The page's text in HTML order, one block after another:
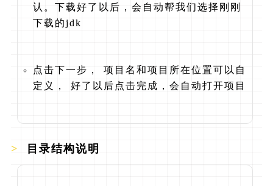
认。下载好了以后，会自动帮我们选择刚刚
下载的jdk
点击下一步， 项目名和项目所在位置可以自
定义， 好了以后点击完成，会自动打开项目
目录结构说明